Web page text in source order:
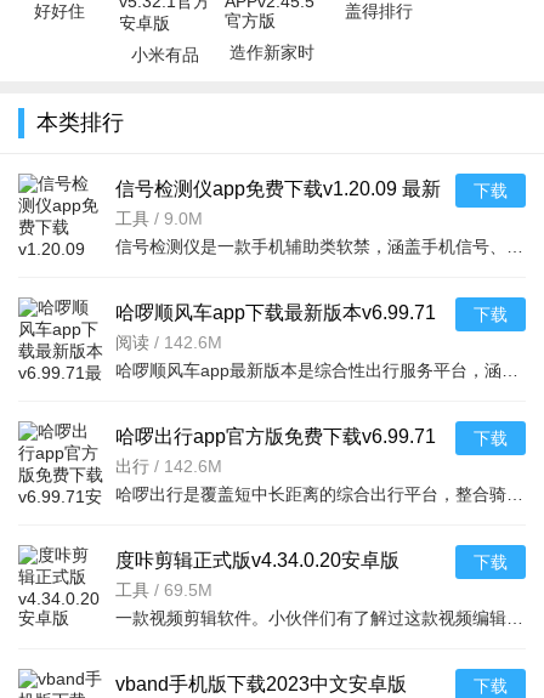
好好住
小米有品
v5.32.1官方
造作新家时
盖得排行
本类排行
信号检测仪app免费下载v1.20.09 最新
版2026
工具 / 9.0M
下载
哈啰顺风车app下载最新版本v6.99.71
最新版
阅读 / 142.6M
下载
哈啰出行app官方版免费下载v6.99.71
安卓版
出行 / 142.6M
下载
度咔剪辑正式版v4.34.0.20安卓版
工具 / 69.5M
下载
vband手机版下载2023中文安卓版
下载